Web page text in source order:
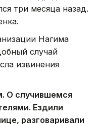
три месяца назад.
Нагима
случай
извинения
О случившемся
Ездили
разговаривали